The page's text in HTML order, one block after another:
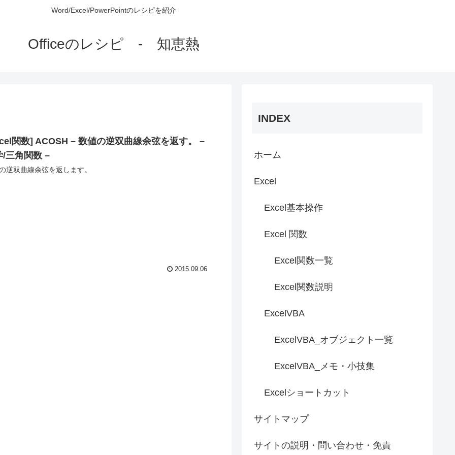
Word/Excel/PowerPointのレシピを紹介
Officeのレシピ - 知恵熱
関数] ACOSH – 数値の逆双曲線余弦を返す。 –
/三角関数 –
逆双曲線余弦を返します。
2015.09.06
INDEX
ホーム
Excel
Excel基本操作
Excel 関数
Excel関数一覧
Excel関数説明
ExcelVBA
ExcelVBA_オブジェクト一覧
ExcelVBA_メモ・小技集
Excelショートカット
サイトマップ
サイトの説明・問い合わせ・免責